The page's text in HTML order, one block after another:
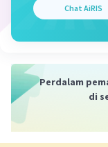
1/f' = 1/d - 1/f
1/f' = 0,051
f' = 19,6 cm
Karena
Chat AiRIS
Perdalam
di